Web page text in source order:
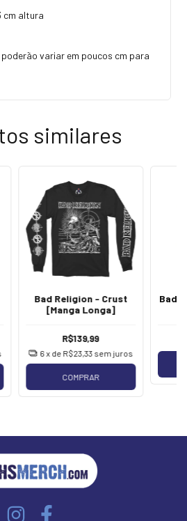
cm altura
variar em poucos cm para
similares
Bad Religion - Crust
[Manga Longa]
R$139,99
6x de R$23,33 sem juros
COMPRAR
Bad